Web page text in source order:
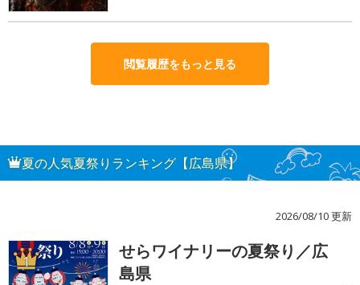
閲覧履歴をもっと見る
夏の人気夏祭りランキング【広島県】
2026/08/10 更新
1
せらワイナリーの夏祭り／広
島県